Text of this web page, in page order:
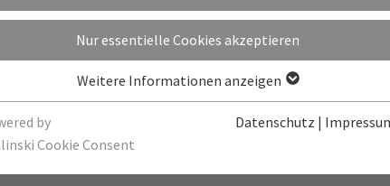
Nur essentielle Cookies akzeptieren
Weitere Informationen anzeigen
by
Cookie Consent
Datenschutz |
Friedhofssatzungen
Friedhofs- und Bestattungssatzung
Friedhofsgebührensatzung